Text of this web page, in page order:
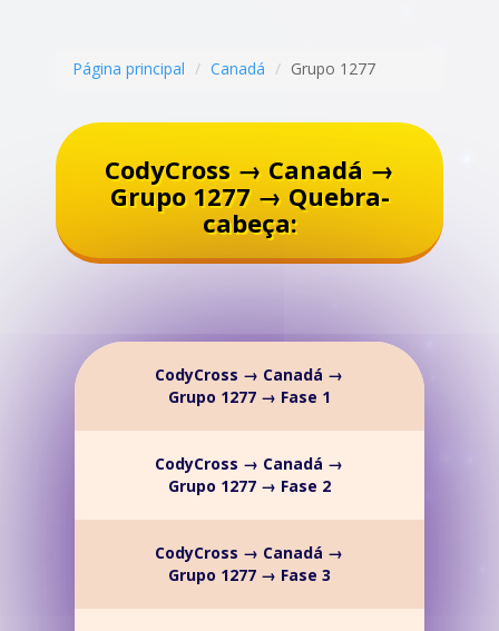
Página principal Canadá Grupo 1277
CodyCross → Canadá →
Grupo 1277 → Quebra-
cabeça:
CodyCross → Canadá →
Grupo 1277 → Fase 1
CodyCross → Canadá →
Grupo 1277 → Fase 2
CodyCross → Canadá →
Grupo 1277 → Fase 3